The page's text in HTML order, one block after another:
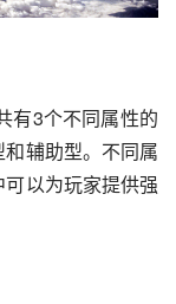
辅助型。不同属
以为玩家提供强